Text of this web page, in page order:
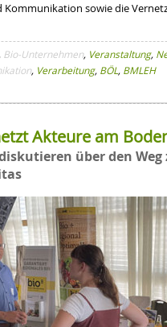
sowie die
, Bio-Unternehmen, Veranstaltung,
, Verarbeitung, BÖL, BMLEH
Akteure am
über den